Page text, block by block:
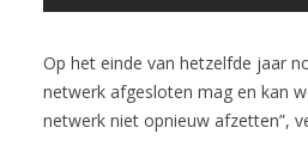
Op het einde van hetzelfde jaar
netwerk afgesloten mag en kan
netwerk niet opnieuw afzetten”,